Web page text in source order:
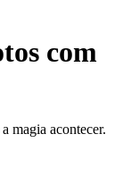
com
magia acontecer.